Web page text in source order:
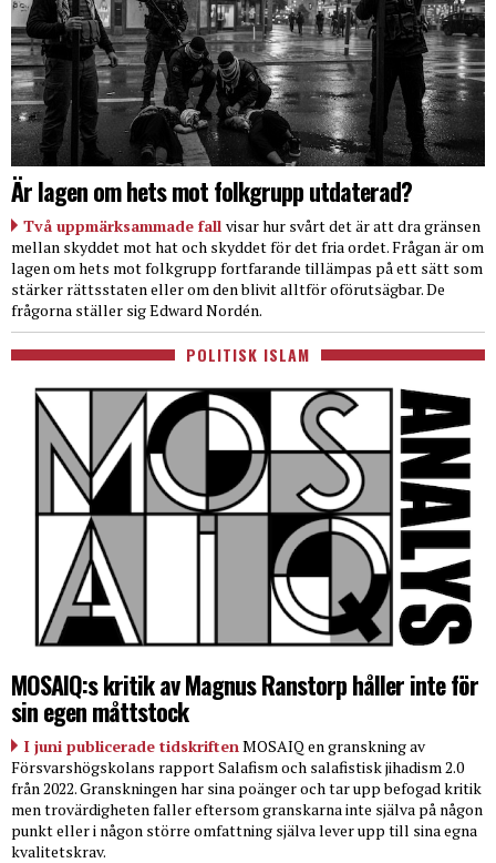
Är lagen om hets mot folkgrupp utdaterad?
Två uppmärksammade fall visar hur svårt det är att dra gränsen
mellan skyddet mot hat och skyddet för det fria ordet. Frågan är om
lagen om hets mot folkgrupp fortfarande tillämpas på ett sätt som
stärker rättsstaten eller om den blivit alltför oförutsägbar. De
frågorna ställer sig Edward Nordén.
POLITISK ISLAM
MOSAIQ:s kritik av Magnus Ranstorp håller inte för
sin egen måttstock
I juni publicerade tidskriften MOSAIQ en granskning av
Försvarshögskolans rapport Salafism och salafistisk jihadism 2.0
från 2022. Granskningen har sina poänger och tar upp befogad kritik
men trovärdigheten faller eftersom granskarna inte själva på någon
punkt eller i någon större omfattning själva lever upp till sina egna
kvalitetskrav.